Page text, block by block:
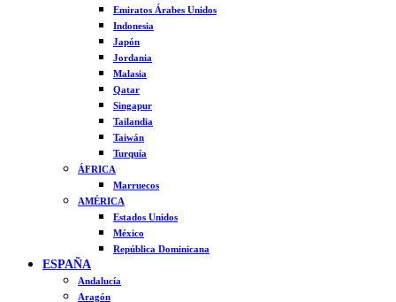
Emiratos Árabes Unidos
Indonesia
Japón
Jordania
Malasia
Qatar
Singapur
Tailandia
Taiwán
Turquía
ÁFRICA
Marruecos
AMÉRICA
Estados Unidos
México
República Dominicana
ESPAÑA
Andalucía
Aragón